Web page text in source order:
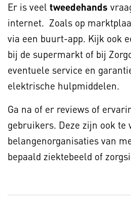
Er is veel tweedehands
internet. Zoals op
via een buurt-app. Kijk ook
bij de supermarkt of bij
eventuele service en
elektrische hulpmiddelen.
Ga na of er reviews of
gebruikers. Deze zijn ook te
belangenorganisaties van
bepaald ziektebeeld of